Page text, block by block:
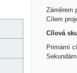
Záměrem
Cílem
Cílová
Primární